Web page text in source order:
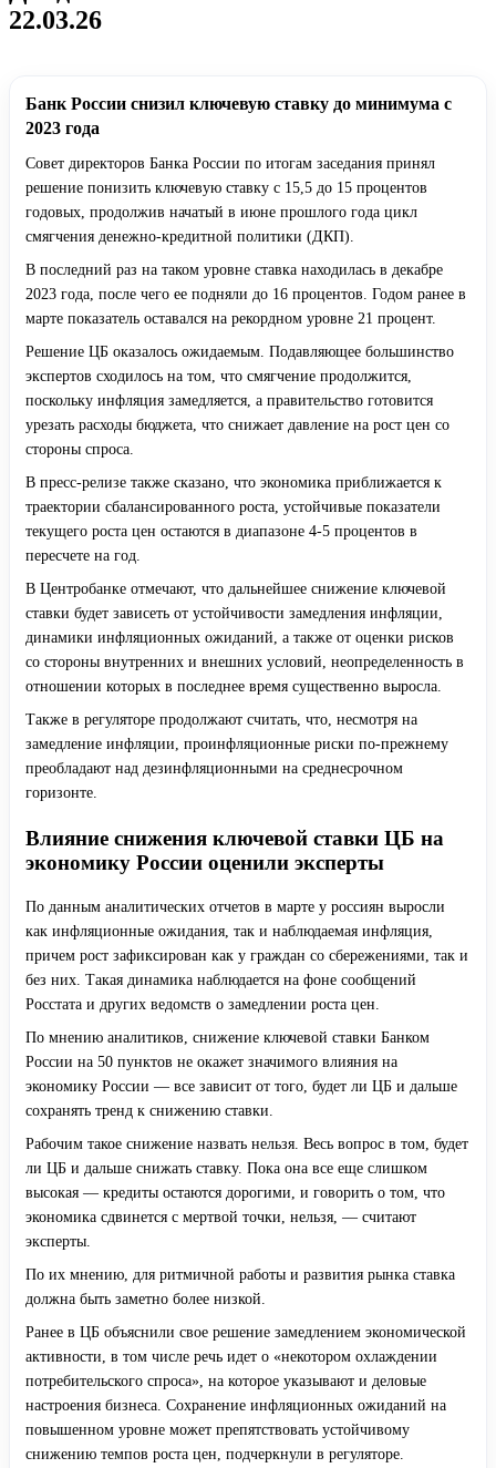
22.03.26
Банк России снизил ключевую ставку до минимума с
2023 года
Совет директоров Банка России по итогам заседания принял
решение понизить ключевую ставку с 15,5 до 15 процентов
годовых, продолжив начатый в июне прошлого года цикл
смягчения денежно-кредитной политики (ДКП).
В последний раз на таком уровне ставка находилась в декабре
2023 года, после чего ее подняли до 16 процентов. Годом ранее в
марте показатель оставался на рекордном уровне 21 процент.
Решение ЦБ оказалось ожидаемым. Подавляющее большинство
экспертов сходилось на том, что смягчение продолжится,
поскольку инфляция замедляется, а правительство готовится
урезать расходы бюджета, что снижает давление на рост цен со
стороны спроса.
В пресс-релизе также сказано, что экономика приближается к
траектории сбалансированного роста, устойчивые показатели
текущего роста цен остаются в диапазоне 4-5 процентов в
пересчете на год.
В Центробанке отмечают, что дальнейшее снижение ключевой
ставки будет зависеть от устойчивости замедления инфляции,
динамики инфляционных ожиданий, а также от оценки рисков
со стороны внутренних и внешних условий, неопределенность в
отношении которых в последнее время существенно выросла.
Также в регуляторе продолжают считать, что, несмотря на
замедление инфляции, проинфляционные риски по-прежнему
преобладают над дезинфляционными на среднесрочном
горизонте.
Влияние снижения ключевой ставки ЦБ на
экономику России оценили эксперты
По данным аналитических отчетов в марте у россиян выросли
как инфляционные ожидания, так и наблюдаемая инфляция,
причем рост зафиксирован как у граждан со сбережениями, так и
без них. Такая динамика наблюдается на фоне сообщений
Росстата и других ведомств о замедлении роста цен.
По мнению аналитиков, снижение ключевой ставки Банком
России на 50 пунктов не окажет значимого влияния на
экономику России — все зависит от того, будет ли ЦБ и дальше
сохранять тренд к снижению ставки.
Рабочим такое снижение назвать нельзя. Весь вопрос в том, будет
ли ЦБ и дальше снижать ставку. Пока она все еще слишком
высокая — кредиты остаются дорогими, и говорить о том, что
экономика сдвинется с мертвой точки, нельзя, — считают
эксперты.
По их мнению, для ритмичной работы и развития рынка ставка
должна быть заметно более низкой.
Ранее в ЦБ объяснили свое решение замедлением экономической
активности, в том числе речь идет о «некотором охлаждении
потребительского спроса», на которое указывают и деловые
настроения бизнеса. Сохранение инфляционных ожиданий на
повышенном уровне может препятствовать устойчивому
снижению темпов роста цен, подчеркнули в регуляторе.